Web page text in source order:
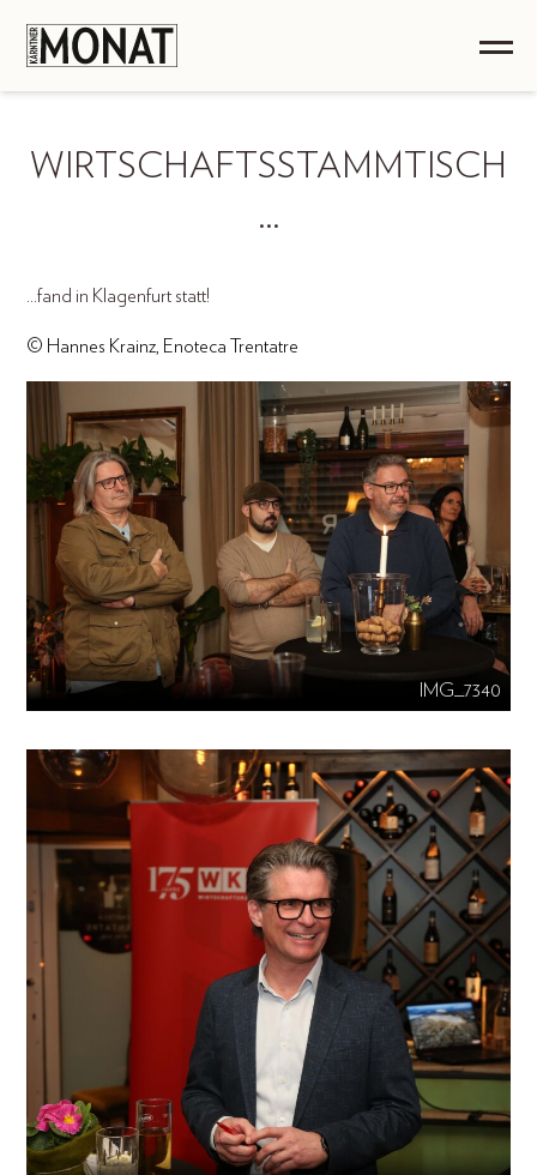
WIRTSCHAFTSSTAMMTISCH
…
...fand in Klagenfurt statt!
© Hannes Krainz, Enoteca Trentatre
IMG_7340